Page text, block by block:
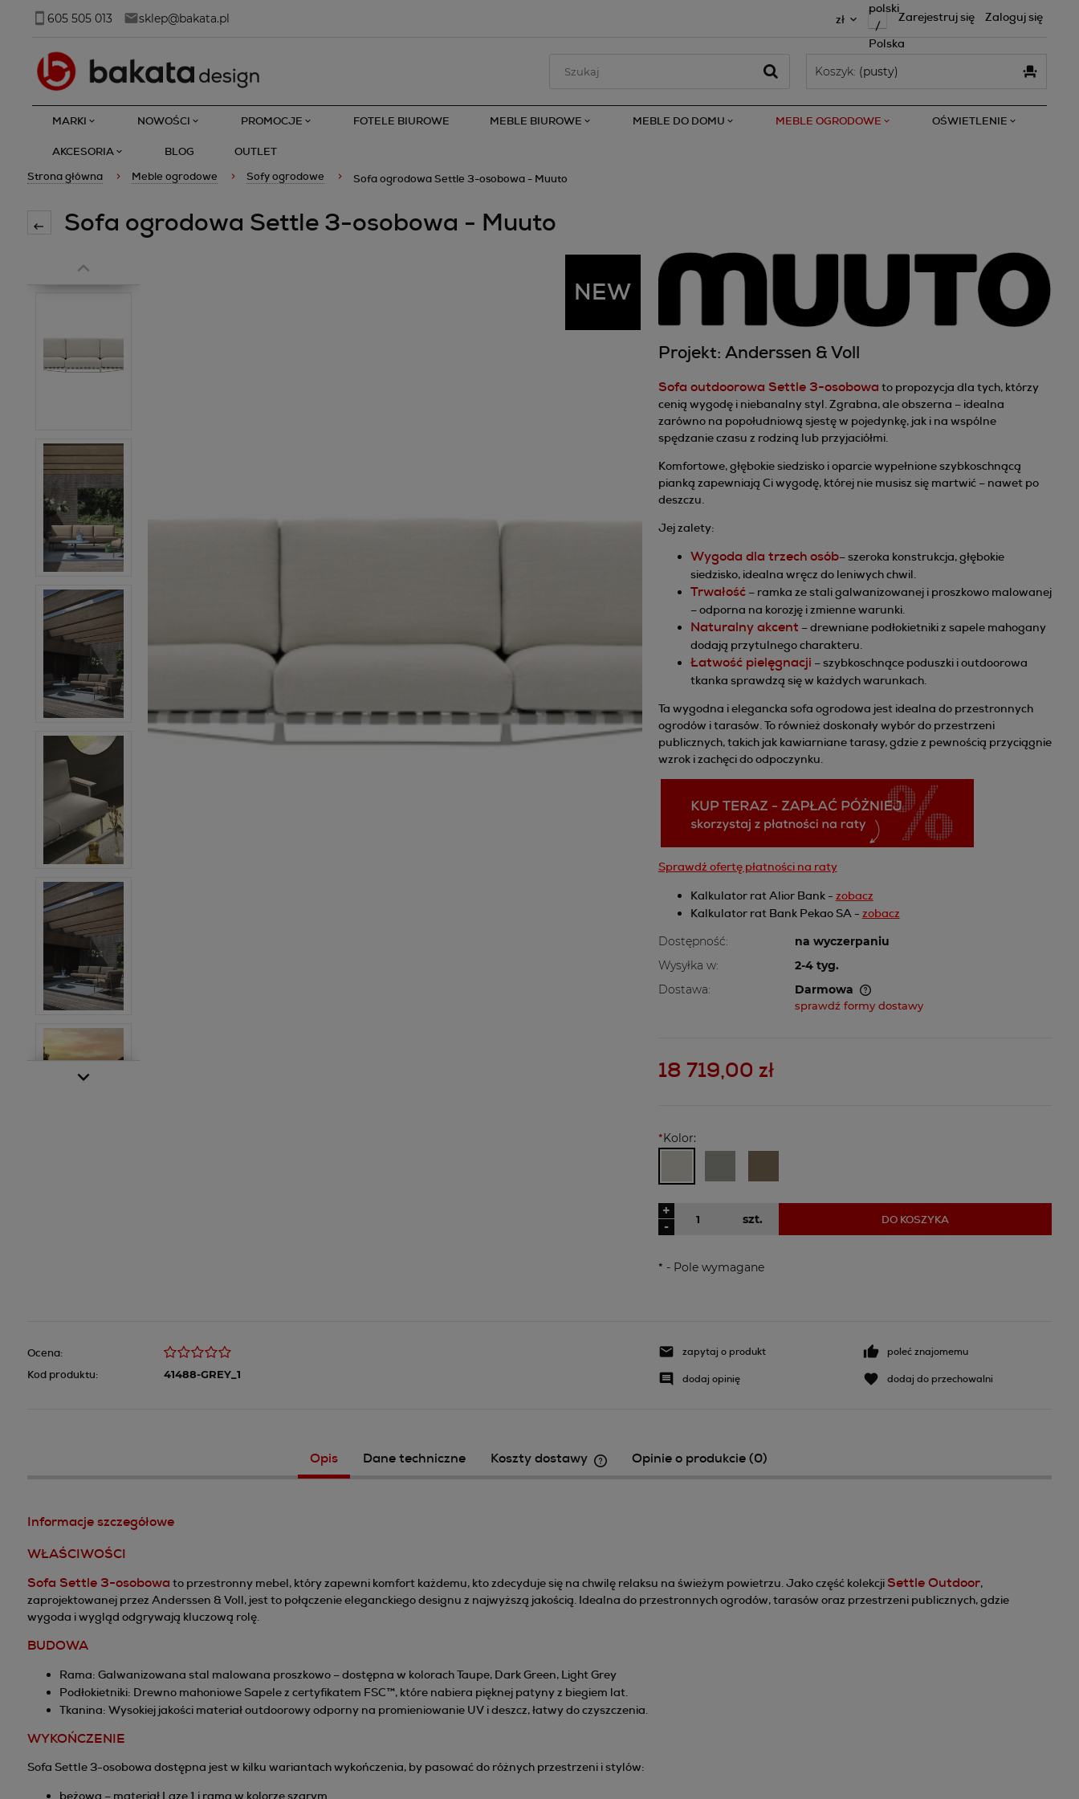
605 505 013 sklep@bakata.pl Zarejestruj się Zaloguj się
Koszyk: (pusty)
MARKI NOWOŚCI PROMOCJE FOTELE BIUROWE MEBLE BIUROWE MEBLE DO DOMU MEBLE OGRODOWE OŚWIETLENIE
AKCESORIA BLOG
OUTLET
Strona główna
Meble ogrodowe Sofy ogrodowe Sofa ogrodowa Settle 3-osobowa - Muuto
Sofa ogrodowa Settle 3-osobowa - Muuto
Projekt: Anderssen & Voll
Sofa outdoorowa Settle 3-osobowa to propozycja dla tych, którzy
cenią wygodę i niebanalny styl. Zgrabna, ale obszerna – idealna
zarówno na popołudniową sjestę w pojedynkę, jak i na wspólne
spędzanie czasu z rodziną lub przyjaciółmi.
Komfortowe, głębokie siedzisko i oparcie wypełnione szybkoschnącą
pianką zapewniają Ci wygodę, której nie musisz się martwić – nawet po
deszczu.
Jej zalety:
Wygoda dla trzechosób– szeroka konstrukcja, głębokie
siedzisko, idealna wręcz do leniwych chwil.
Trwałość– ramka ze stali galwanizowanej i proszkowo malowanej
– odporna na korozję i zmienne warunki.
Naturalny akcent – drewniane podłokietniki z sapele mahogany
dodają przytulnego charakteru.
Łatwość pielęgnacji – szybkoschnące poduszki i outdoorowa
tkanka sprawdzą się w każdych warunkach.
Ta wygodna i elegancka sofa ogrodowa jest idealna do przestronnych
ogrodów i tarasów. To również doskonały wybór do przestrzeni
publicznych, takich jak kawiarniane tarasy, gdzie z pewnością przyciągnie
wzrok i zachęci do odpoczynku.
Sprawdź ofertę płatności na raty
Kalkulator rat Alior Bank - zobacz
Kalkulator rat Bank Pekao SA - zobacz
Dostępność:
na wyczerpaniu
Wysyłka w:
2-4 tyg.
Dostawa:
Darmowa
sprawdź formy dostawy
18 719,00 zł
*Kolor:
-
+
szt. DO KOSZYKA
* - Pole wymagane
Ocena:
Kod produktu:
41488-GREY_1
zapytaj o produkt poleć znajomemu
dodaj opinię dodaj do przechowalni
Opis Dane techniczne Koszty dostawy Opinie o produkcie (0)
Informacje szczegółowe
WŁAŚCIWOŚCI
Sofa Settle 3-osobowa to przestronny mebel, który zapewni komfort każdemu, kto zdecyduje się na chwilę relaksu na świeżym powietrzu. Jako część kolekcjiSettle Outdoor,
zaprojektowanej przez Anderssen & Voll, jest to połączenie eleganckiego designu z najwyższą jakością. Idealna do przestronnych ogrodów, tarasów oraz przestrzeni publicznych, gdzie
wygoda i wygląd odgrywają kluczową rolę.
BUDOWA
Rama: Galwanizowana stal malowana proszkowo – dostępna w kolorachTaupe, Dark Green, Light Grey
Podłokietniki: Drewno mahoniowe Sapele z certyfikatem FSC™, które nabiera pięknej patyny z biegiem lat.
Tkanina: Wysokiej jakości materiał outdoorowy odporny na promieniowanie UV i deszcz, łatwy do czyszczenia.
WYKOŃCZENIE
Sofa Settle 3-osobowa dostępna jest w kilku wariantach wykończenia, by pasować do różnych przestrzeni i stylów: